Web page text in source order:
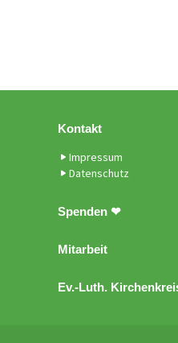
Kontakt
Impressum
Datenschutz
Spenden ❤
Mitarbeit
Ev.-Luth.